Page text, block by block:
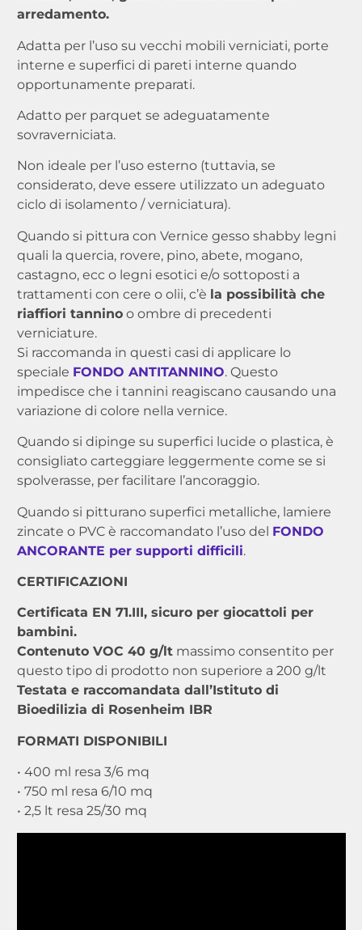
arredamento.
Adatta per l’uso su vecchi mobili verniciati, porte
interne e superfici di pareti interne quando
opportunamente preparati.
Adatto per parquet se adeguatamente
sovraverniciata.
Non ideale per l’uso esterno (tuttavia, se
considerato, deve essere utilizzato un adeguato
ciclo di isolamento / verniciatura).
Quando si pittura con Vernice gesso shabby legni
quali la quercia, rovere, pino, abete, mogano,
castagno, ecc o legni esotici e/o sottoposti a
trattamenti con cere o olii, c’è la possibilità che
riaffiori tanninoo ombre di precedenti
verniciature.
Si raccomanda in questi casi di applicare lo
speciale FONDO ANTITANNINO. Questo
impedisce che i tannini reagiscano causando una
variazione di colore nella vernice.
Quando si dipinge su superfici lucide o plastica, è
consigliato carteggiare leggermente come se si
spolverasse, per facilitare l’ancoraggio.
Quando si pitturano superfici metalliche, lamiere
zincate o PVC è raccomandato l’uso del FONDO
ANCORANTE per supporti difficili.
CERTIFICAZIONI
Certificata EN 71.III, sicuro per giocattoli per
bambini.
Contenuto VOC 40 g/ltmassimo consentito per
questo tipo di prodotto non superiore a 200 g/lt
Testata e raccomandata dall’Istituto di
Bioedilizia di Rosenheim IBR
FORMATI DISPONIBILI
• 400 ml resa 3/6 mq
• 750 ml resa 6/10 mq
• 2,5 lt resa 25/30 mq